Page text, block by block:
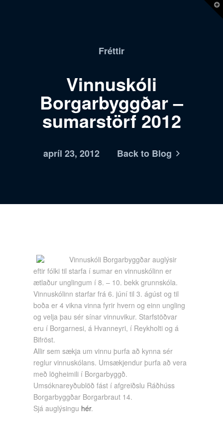
Fréttir
Vinnuskóli
Borgarbyggðar –
sumarstörf 2012
apríl 23, 2012 Back to Blog
Vinnuskóli Borgarbyggðar auglýsir
eftir fólki til starfa í sumar en vinnuskólinn er
ætlaður unglingum í 8. – 10. bekk grunnskóla.
Vinnuskólinn starfar frá 6. júní til 3. ágúst og til
boða er 4 vikna vinna fyrir hvern og einn ungling
og velja þau sér sínar vinnuvikur. Starfstöðvar
eru í Borgarnesi, á Hvanneyri, í Reykholti og á
Bifröst.
Allir sem sækja um vinnu þurfa að kynna sér
reglur vinnuskólans. Umsækjendur þurfa að vera
með lögheimili í Borgarbyggð.
Umsóknareyðublöð fást í afgreiðslu Ráðhúss
Borgarbyggðar Borgarbraut 14.
Sjá auglýsingu hér.